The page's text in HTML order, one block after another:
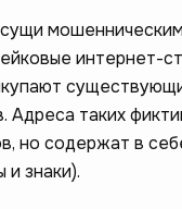
интернет-
таких
но содержат в
знаки).